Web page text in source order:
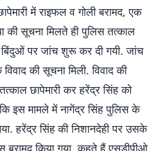
में राइफल व गोली बरामद, एक
की सूचना मिलते ही पुलिस तत्काल
पर जांच शुरू कर दी गयी. जांच
की सूचना मिली. विवाद की
छापेमारी कर हरेंद्र सिंह को
इस मामले में नागेंद्र सिंह पुलिस के
हरेंद्र सिंह की निशानदेही पर उसके
किया गया. कहते हैं एसडीपीओ